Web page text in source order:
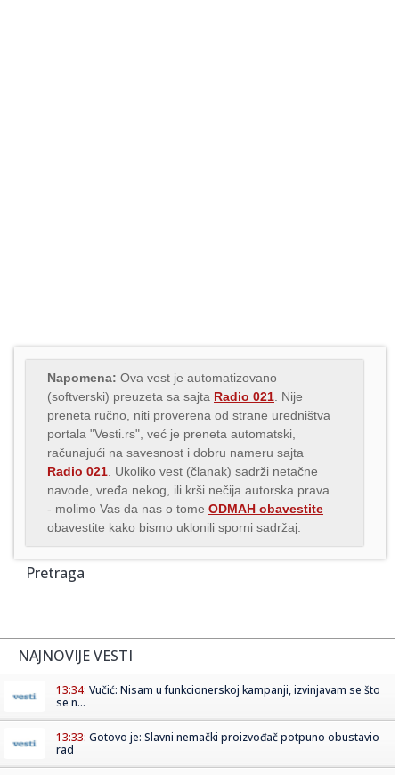
Napomena: Ova vest je automatizovano
(softverski) preuzeta sa sajta Radio 021 . Nije
preneta ručno, niti proverena od strane uredništva
portala "Vesti.rs", već je preneta automatski,
računajući na savesnost i dobru nameru sajta
Radio 021 . Ukoliko vest (članak) sadrži netačne
navode, vređa nekog, ili krši nečija autorska prava
- molimo Vas da nas o tome ODMAH obavestite
obavestite kako bismo uklonili sporni sadržaj.
Pretraga
NAJNOVIJE VESTI
13:34: Vučić: Nisam u funkcionerskoj kampanji, izvinjavam se što
se n...
13:33: Gotovo je: Slavni nemački proizvođač potpuno obustavio
rad